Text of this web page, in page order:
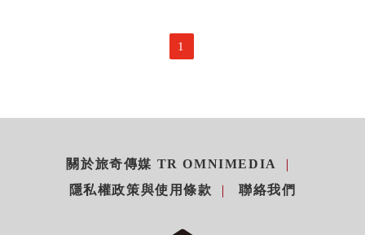
1
關於旅奇傳媒 TR OMNIMEDIA
隱私權政策與使用條款
聯絡我們